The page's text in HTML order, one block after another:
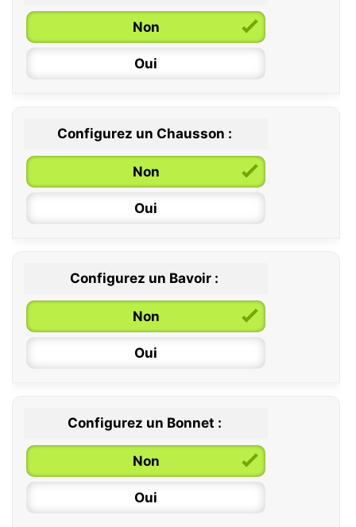
Non
Oui
0 / 6 mois
6 / 12 mois
12 / 18 mois
Configurez un Chausson :
Non
Oui
Configurez un Bavoir :
Non
Oui
Configurez un Bonnet :
Non
Oui